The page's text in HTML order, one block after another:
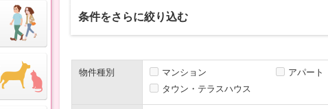
条件をさらに絞り込む
物件種別 マンション アパート
タウン・テラスハウス